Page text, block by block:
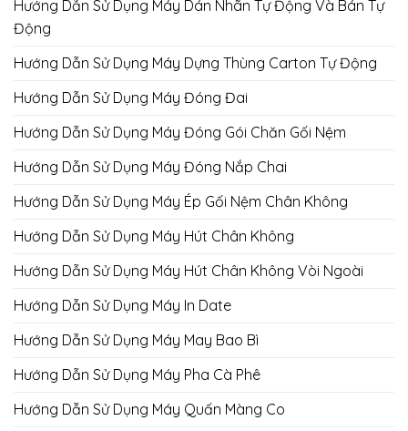
Hướng Dẫn Sử Dụng Máy Dán Nhãn Tự Động Và Bán Tự
Động
Hướng Dẫn Sử Dụng Máy Dựng Thùng Carton Tự Động
Hướng Dẫn Sử Dụng Máy Đóng Đai
Hướng Dẫn Sử Dụng Máy Đóng Gói Chăn Gối Nệm
Hướng Dẫn Sử Dụng Máy Đóng Nắp Chai
Hướng Dẫn Sử Dụng Máy Ép Gối Nệm Chân Không
Hướng Dẫn Sử Dụng Máy Hút Chân Không
Hướng Dẫn Sử Dụng Máy Hút Chân Không Vòi Ngoài
Hướng Dẫn Sử Dụng Máy In Date
Hướng Dẫn Sử Dụng Máy May Bao Bì
Hướng Dẫn Sử Dụng Máy Pha Cà Phê
Hướng Dẫn Sử Dụng Máy Quấn Màng Co